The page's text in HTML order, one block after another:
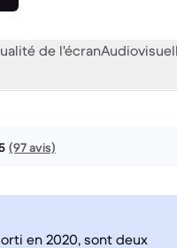
de l'écranAudiovisuel
(97 avis)
en 2020, sont deux